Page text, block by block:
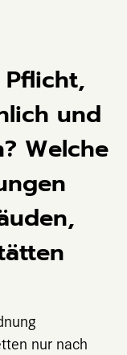
Pflicht,
und
Welche
nur nach